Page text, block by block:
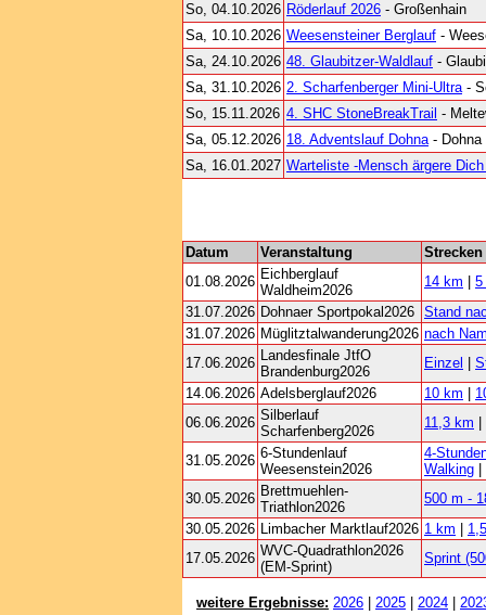
So, 04.10.2026 Röderlauf 2026 - Großenhain
Sa, 10.10.2026 Weesensteiner Berglauf -
Sa, 24.10.2026 48. Glaubitzer-Waldlauf -
Sa, 31.10.2026 2. Scharfenberger Mini-Ultra-
So, 15.11.2026 4. SHC StoneBreakTrail -
Sa, 05.12.2026 18. Adventslauf Dohna- Dohna
Sa, 16.01.2027 Warteliste -Mensch ärgere
Datum Veranstaltung
Strecken
01.08.2026 Eichberglauf
Waldheim2026
14 km
5
31.07.2026 Dohnaer Sportpokal2026 Stand
31.07.2026 Müglitztalwanderung2026 nach
17.06.2026
Landesfinale JtfO
Brandenburg2026
Einzel
14.06.2026 Adelsberglauf2026 10 km
06.06.2026 Silberlauf
Scharfenberg2026
11,3 km
31.05.2026 6-Stundenlauf
Weesenstein2026
4-
Walking
30.05.2026 Brettmuehlen-
Triathlon2026
500 m -
30.05.2026
Limbacher Marktlauf2026 1 km
17.05.2026 WVC-Quadrathlon2026
(EM-Sprint)
Sprint
weitere Ergebnisse: 2026 2025 2024